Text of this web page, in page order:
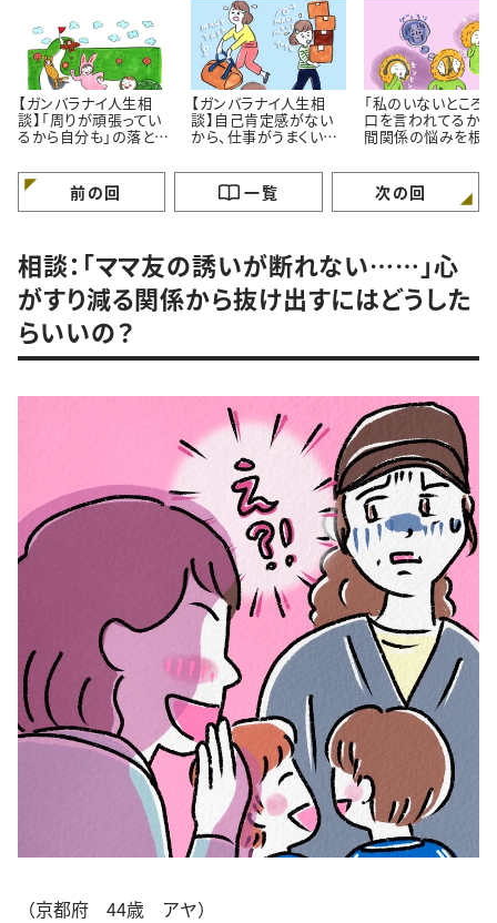
【ガンバラナイ人生相
談】「周りが頑張ってい
るから自分も」の落とし
けていますか？
【ガンバラナイ人生相
談】自己肯定感がない
から、仕事がうまくいき
「私のいないところ
口を言われてるかも
間関係の悩みを根っ
ガンバラナイ人生相
前の回 一覧 次の回
相談：「ママ友の誘いが断れない……」心
がすり減る関係から抜け出すにはどうした
らいいの？
（京都府 44歳 アヤ）